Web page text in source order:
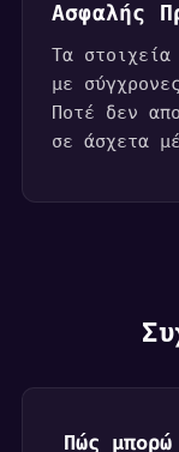
Ασφαλής
Τα στοιχεία
με
Ποτέ δεν
σε άσχετα
Πώς